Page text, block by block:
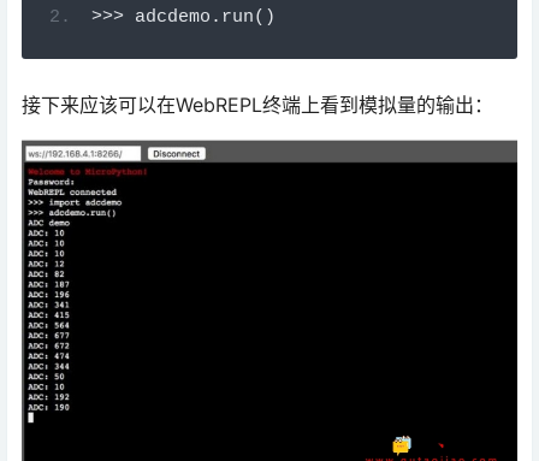
>>> adcdemo . run()
接下来应该可以在WebREPL终端上看到模拟量的输出：